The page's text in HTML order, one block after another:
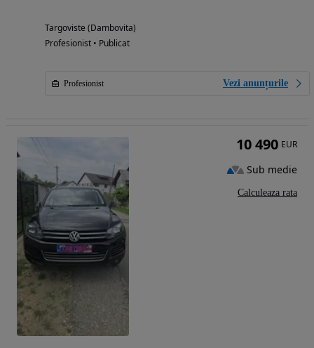
Targoviste (Dambovita)
Profesionist • Publicat
Profesionist Vezi anunțurile
10 490 EUR
Sub medie
Calculeaza rata